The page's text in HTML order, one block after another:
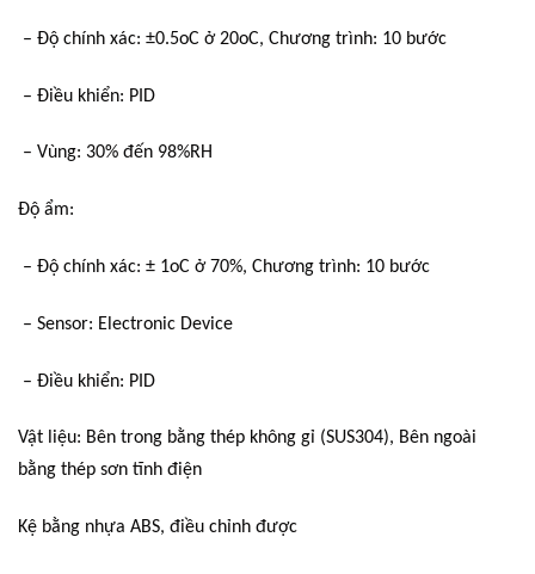
– Độ chính xác: ±0.5oC ở 20oC, Chương trình: 10 bước
– Điều khiển: PID
– Vùng: 30% đến 98%RH
Độ ẩm:
– Độ chính xác: ± 1oC ở 70%, Chương trình: 10 bước
– Sensor: Electronic Device
– Điều khiển: PID
Vật liệu: Bên trong bằng thép không gỉ (SUS304), Bên ngoài
bằng thép sơn tĩnh điện
Kệ bằng nhựa ABS, điều chỉnh được